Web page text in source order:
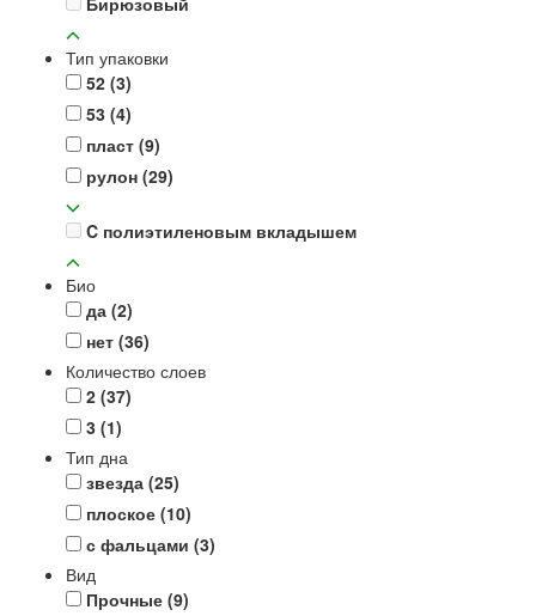
Тип упаковки
52 (3)
53 (4)
пласт (9)
рулон (29)
C полиэтиленовым вкладышем
Био
да (2)
нет (36)
Количество слоев
2 (37)
3 (1)
Тип дна
звезда (25)
плоское (10)
с фальцами (3)
Вид
Прочные (9)